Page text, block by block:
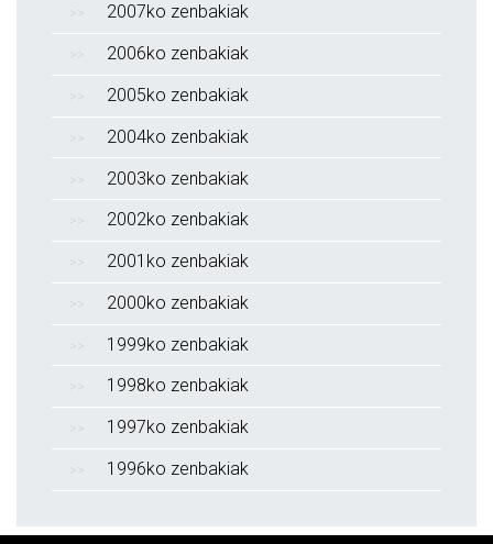
2007ko zenbakiak
2006ko zenbakiak
2005ko zenbakiak
2004ko zenbakiak
2003ko zenbakiak
2002ko zenbakiak
2001ko zenbakiak
2000ko zenbakiak
1999ko zenbakiak
1998ko zenbakiak
1997ko zenbakiak
1996ko zenbakiak